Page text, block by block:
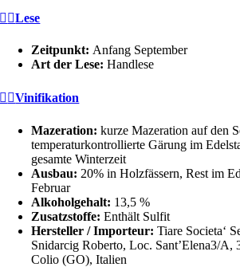
Lese
Zeitpunkt: Anfang September
Art der Lese:Handlese
Vinifikation
Mazeration: kurze Mazeration auf den
temperaturkontrollierte Gärung im
gesamte Winterzeit
Ausbau: 20% in Holzfässern, Rest im
Februar
Alkoholgehalt: 13,5 %
Zusatzstoffe:Enthält Sulfit
Hersteller / Importeur:Tiare Societa‘
Snidarcig Roberto, Loc. Sant’Elena3/A,
Colio (GO), Italien